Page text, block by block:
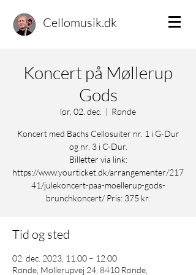
Cellomusik.dk
Koncert på Møllerup
Gods
lør. 02. dec.
  |
Rønde
Koncert med Bachs Cellosuiter nr. 1 i G-Dur
og nr. 3 i C-Dur.
Billetter via link:
https://www.yourticket.dk/arrangementer/217
41/julekoncert-paa-moellerup-gods-
brunchkoncert/ Pris: 375 kr.
Tid og sted
02. dec. 2023, 11.00 – 12.00
Rønde, Møllerupvej 24, 8410 Rønde,